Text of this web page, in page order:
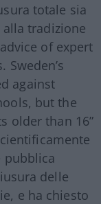
totale sia
tradizione
of expert
against
but the
older than 16”
pubblica
delle
e ha chiesto